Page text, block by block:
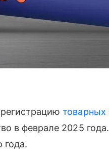
регистрациютоварных
в феврале 2025
года.